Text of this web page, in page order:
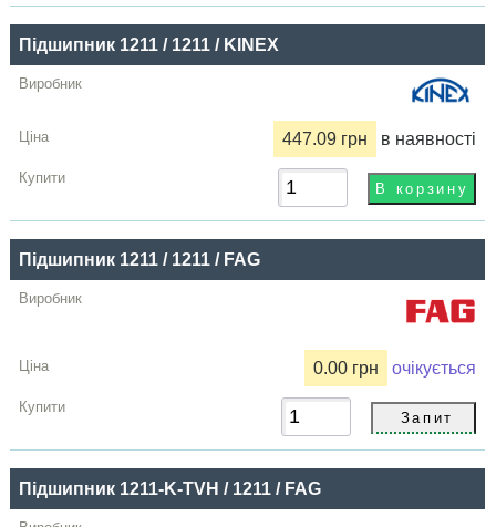
Підшипник 1211 / 1211 / KINEX
447.09 грн в наявності
Підшипник 1211 / 1211 / FAG
0.00 грн очікується
Підшипник 1211-K-TVH / 1211 / FAG